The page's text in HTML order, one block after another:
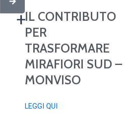
IL CONTRIBUTO
PER
TRASFORMARE
MIRAFIORI SUD –
MONVISO
LEGGI QUI